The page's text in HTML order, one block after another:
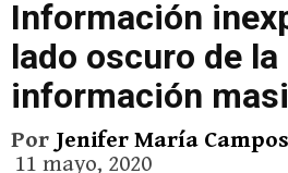
Información
lado oscuro de la
información
Por Jenifer María
11 mayo, 2020